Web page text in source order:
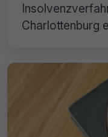
Charlottenburg